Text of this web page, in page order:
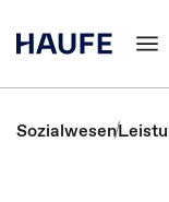
Sozialwesen